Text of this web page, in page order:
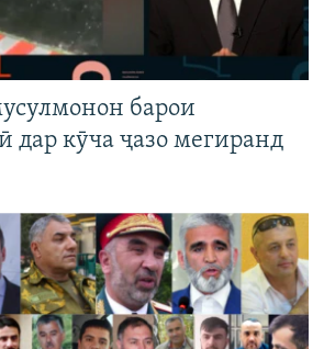
барои
дар кӯча ҷазо мегиранд